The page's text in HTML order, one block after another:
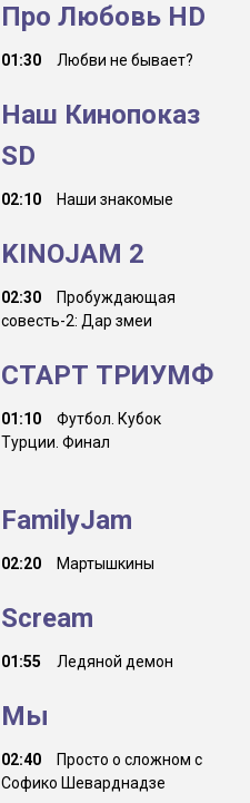
Про Любовь HD
01:30 Любви не бывает?
Наш Кинопоказ
SD
02:10 Наши знакомые
KINOJAM 2
02:30
Пробуждающая
совесть-2: Дар змеи
СТАРТ ТРИУМФ
01:10
Футбол. Кубок
Турции. Финал
FamilyJam
02:20 Мартышкины
Scream
01:55 Ледяной демон
Мы
02:40
Просто о сложном с
Софико Шеварднадзе